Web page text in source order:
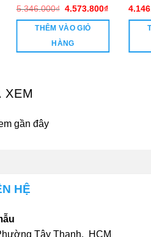
5.346.000₫ Giá
là:
5.346.000₫.
4.573.800₫Giá
THÊM VÀO GIỎ
HÀNG
XEM
gần đây
HỆ
Tây Thạnh, HCM